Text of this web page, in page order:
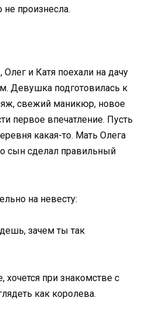
не произнесла.
Олег и Катя поехали на дачу
Девушка подготовилась к
свежий маникюр, новое
первое впечатление. Пусть
какая-то. Мать Олега
сын сделал правильный
на невесту:
зачем ты так
хочется при знакомстве с
как королева.